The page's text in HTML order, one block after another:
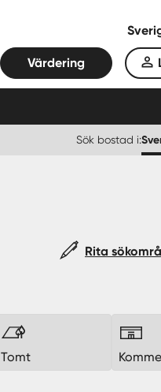
Värdering
Sök bostad i:
Rita
Tomt